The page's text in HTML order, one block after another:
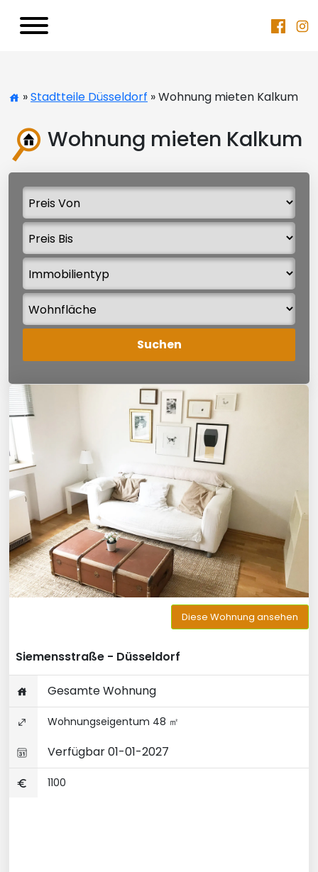
»Stadtteile Düsseldorf » Wohnung mieten Kalkum
Wohnung mieten Kalkum
Diese Wohnung ansehen
Siemensstraße - Düsseldorf
Gesamte Wohnung
Wohnungseigentum 48 ㎡
Verfügbar 01-01-2027
1100